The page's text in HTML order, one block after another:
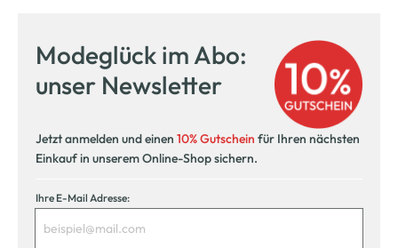
Modeglück im Abo:
unser Newsletter
Jetzt anmelden und einen 10% Gutschein für Ihren nächsten
Einkauf in unserem Online-Shop sichern.
Ihre E-Mail Adresse: